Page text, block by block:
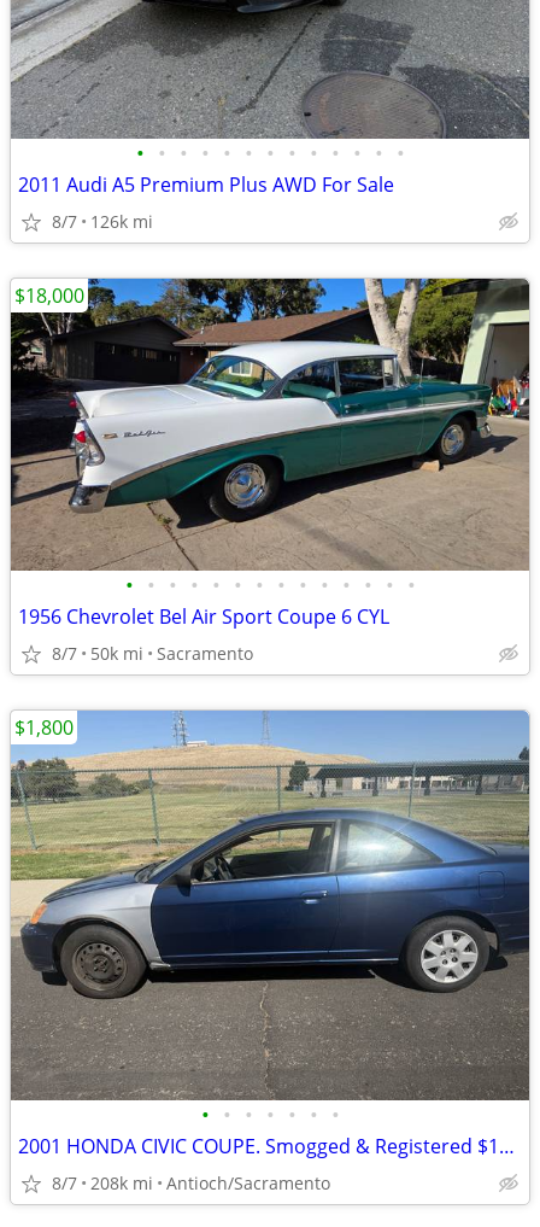
• • • • • • • • • • • • •
2011 Audi A5 Premium Plus AWD For Sale
8/7 126k mi
• • • • • • • • • • • • • •
1956 Chevrolet Bel Air Sport Coupe 6 CYL
8/7 50k mi Sacramento
$18,000
• • • • • • •
2001 HONDA CIVIC COUPE. Smogged & Registered $1800 obo
8/7 208k mi Antioch/Sacramento
$1,800